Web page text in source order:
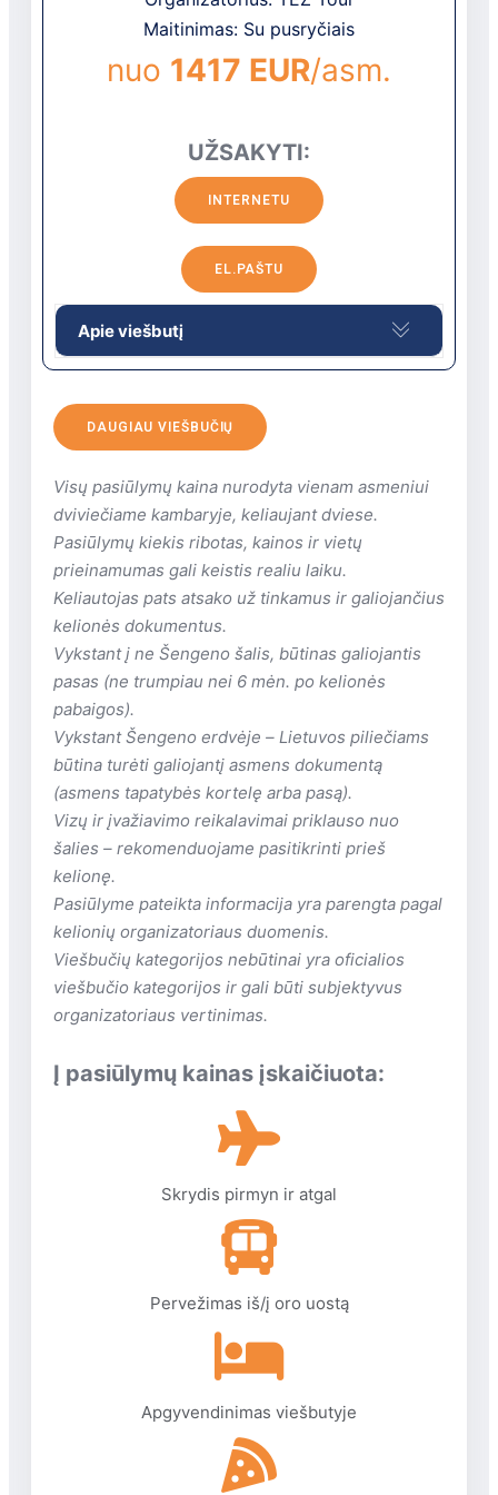
vonia yra
oro kondicionierius: yra
virtuvė yra (pilnai įrengta)
patalynės keitimas: pagal atskirą
užklausimą
Maitinimas: Su pusryčiais
nuo 1417 EUR/asm.
UŽSAKYTI:
INTERNETU
EL.PAŠTU
Apie viešbutį
Viso yra 89 numeriai.
svečiai gali aplankyti Se katedrą, Frederico
de Freitas namą-muziejų arba moderniojo
meno muziejų. Apie 15,8 km iki Madeiros
oro uosto.
Viešbučio teritorijoje
restoranai: 2 (Bela Vista ir Avista
Navios)
barai: 3 (prie baseino)
verslo centras yra
baseinai: 1 (atviras, šildomas)
konferencijų salės: 1
prie baseino: paplūdimio
rankšluosčiai yra
biblioteka yra
bagažo saugojimo kambarys yra
drabužių lyginimo paslauga yra
belaidis internetas nemokamai
(visame viešbutyje)
terasa, skirta deginimuisi yra
nemokamai (privati)
prie baseino gultai: nemokamai
automobilių nuoma yra
užkandžių baras yra
faksas (kopijavimas)
DAUGIAU VIEŠBUČIŲ
Visų pasiūlymų kaina nurodyta vienam asmeniui
dviviečiame kambaryje, keliaujant dviese.
Pasiūlymų kiekis ribotas, kainos ir vietų
prieinamumas gali keistis realiu laiku.
Keliautojas pats atsako už tinkamus ir galiojančius
kelionės dokumentus.
Vykstant į ne Šengeno šalis, būtinas galiojantis
pasas (ne trumpiau nei 6 mėn. po kelionės
pabaigos).
Vykstant Šengeno erdvėje – Lietuvos piliečiams
būtina turėti galiojantį asmens dokumentą
(asmens tapatybės kortelę arba pasą).
Vizų ir įvažiavimo reikalavimai priklauso nuo
šalies – rekomenduojame pasitikrinti prieš
kelionę.
Pasiūlyme pateikta informacija yra parengta pagal
kelionių organizatoriaus duomenis.
Viešbučių kategorijos nebūtinai yra oficialios
viešbučio kategorijos ir gali būti subjektyvus
organizatoriaus vertinimas.
Į pasiūlymų kainas įskaičiuota:
Skrydis pirmyn ir atgal
Pervežimas iš/į oro uostą
Apgyvendinimas viešbutyje